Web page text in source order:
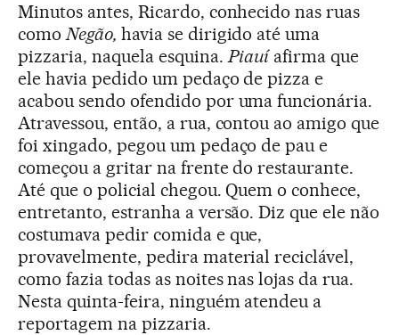
Minutos antes, Ricardo, conhecido nas ruas
comoNegão, havia se dirigido até uma
pizzaria, naquela esquina.Piauíafirma que
ele havia pedido um pedaço de pizza e
acabou sendo ofendido por uma funcionária.
Atravessou, então, a rua, contou ao amigo que
foi xingado, pegou um pedaço de pau e
começou a gritar na frente do restaurante.
Até que o policial chegou. Quem o conhece,
entretanto, estranha a versão. Diz que ele não
costumava pedir comida e que,
provavelmente, pedira material reciclável,
como fazia todas as noites nas lojas da rua.
Nesta quinta-feira, ninguém atendeu a
reportagem na pizzaria.